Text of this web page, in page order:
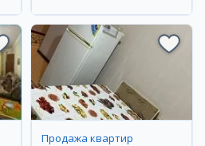
Продажа квартир